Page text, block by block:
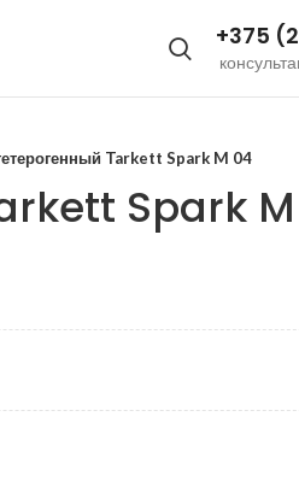
+375
Tarkett Spark M 04
Spark